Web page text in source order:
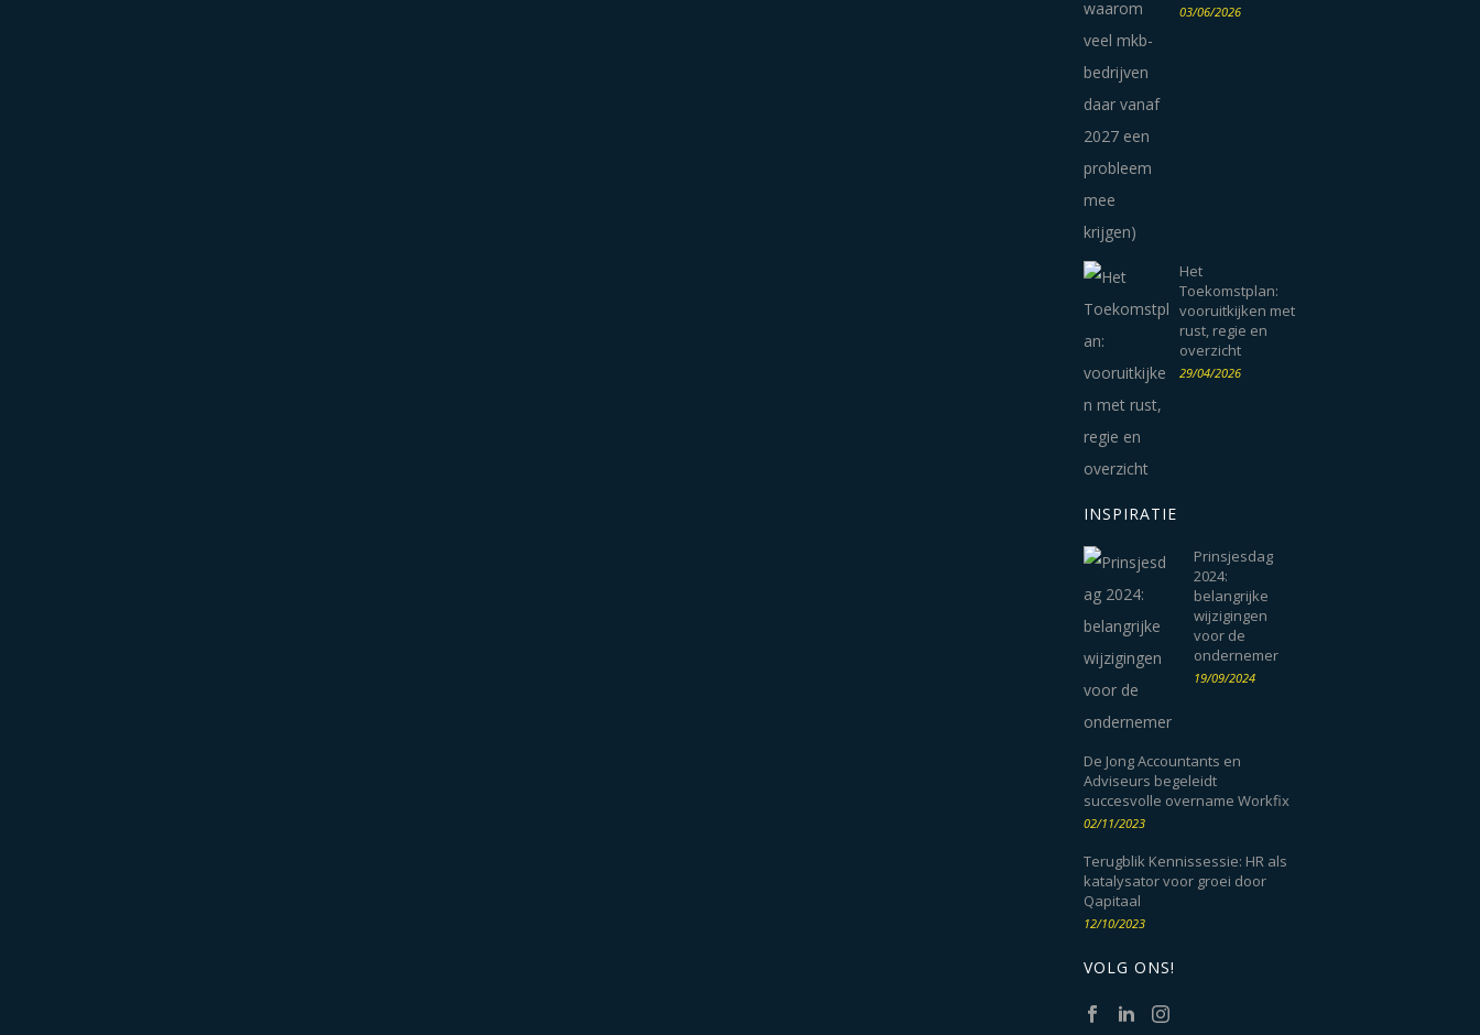
03/06/2026
Het
Toekomstplan:
vooruitkijken met
rust, regie en
overzicht
29/04/2026
INSPIRATIE
Prinsjesdag
2024:
belangrijke
wijzigingen
voor de
ondernemer
19/09/2024
De Jong Accountants en
Adviseurs begeleidt
succesvolle overname Workfix
02/11/2023
Terugblik Kennissessie: HR als
katalysator voor groei door
Qapitaal
12/10/2023
VOLG ONS!